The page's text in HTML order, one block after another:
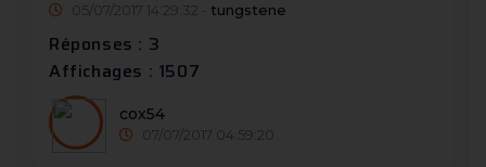
05/07/2017 14:29:32 - tungstene
Réponses : 3
Affichages : 1507
cox54
07/07/2017 04:59:20